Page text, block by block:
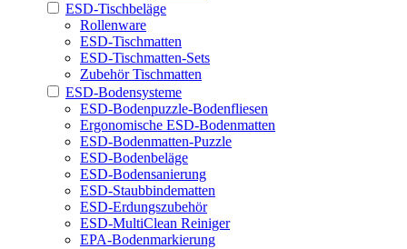
ESD-Tischbeläge
Rollenware
ESD-Tischmatten
ESD-Tischmatten-Sets
Zubehör Tischmatten
ESD-Bodensysteme
ESD-Bodenpuzzle-Bodenfliesen
Ergonomische ESD-Bodenmatten
ESD-Bodenmatten-Puzzle
ESD-Bodenbeläge
ESD-Bodensanierung
ESD-Staubbindematten
ESD-Erdungszubehör
ESD-MultiClean Reiniger
EPA-Bodenmarkierung